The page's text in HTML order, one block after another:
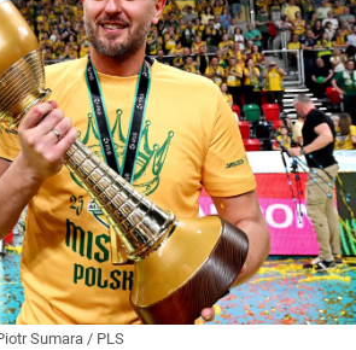
Sumara / PLS